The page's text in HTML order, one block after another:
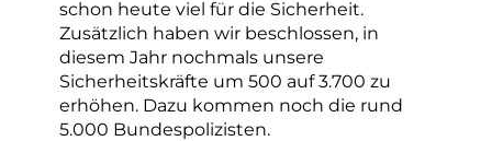
schon heute viel für die Sicherheit.
Zusätzlich haben wir beschlossen, in
diesem Jahr nochmals unsere
Sicherheitskräfte um 500 auf 3.700 zu
erhöhen. Dazu kommen noch die rund
5.000 Bundespolizisten.